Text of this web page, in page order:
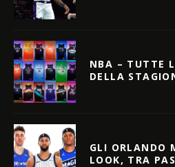
NBA – TUTTE
DELLA
GLI ORLANDO
LOOK, TRA